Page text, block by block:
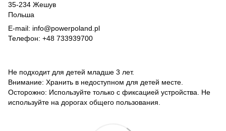
35-234 Жешув
Польша
E-mail: info@powerpoland.pl
Телефон: +48 733939700
Не подходит для детей младше 3 лет.
Внимание: Хранить в недоступном для детей месте.
Осторожно: Используйте только с фиксацией устройства. Не
используйте на дорогах общего пользования.